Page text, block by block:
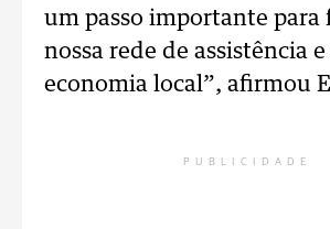
um passo importante para
nossa rede de assistência e
economia local”, afirmou
PUBLICIDADE